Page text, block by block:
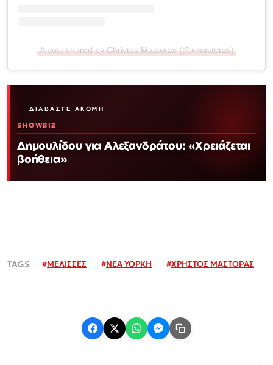
A post shared by Christos Mastoras (@xmastoras)
ΔΙΑΒΆΣΤΕ ΑΚΌΜΗ
SHOWBIZ
Δημουλίδου για Αλεξανδράτου: «Χρειάζεται
βοήθεια»
#MΕΛΙΣΣΕΣ #ΝΕΑ ΥΟΡΚΗ #ΧΡΗΣΤΟΣ ΜΑΣΤΟΡΑΣ